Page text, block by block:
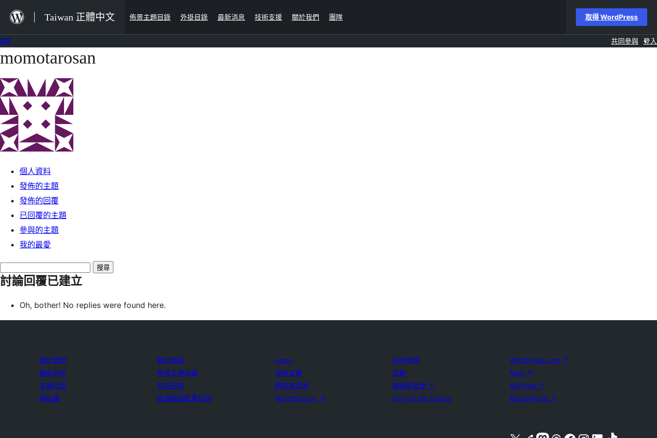
主
內
容
Taiwan 正體中文 佈景主題目錄 外掛目錄 最新消息 技術支援 關於我們 團隊 取得 WordPress
壇 共同參與 登入
跳
主
要
內
容
momotarosan
個人資料
發佈的主題
發佈的回覆
已回覆的主題
參與的主題
我的最愛
replies:
討論回覆已建立
Oh, bother! No replies were found here.
關於我們
最新消息
主機代管
隱私權
展示網站
佈景主題目錄
外掛目錄
區塊版面配置目錄
Learn
技術支援
開發者資源
WordPress.tv ↗
共同參與
活動
贊助基金會 ↗
Five for the Future
WordPress.com ↗
Matt ↗
bbPress ↗
BuddyPress ↗